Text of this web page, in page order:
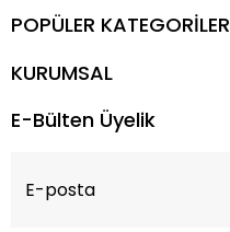
POPÜLER KATEGORİLER
KURUMSAL
E-Bülten Üyelik